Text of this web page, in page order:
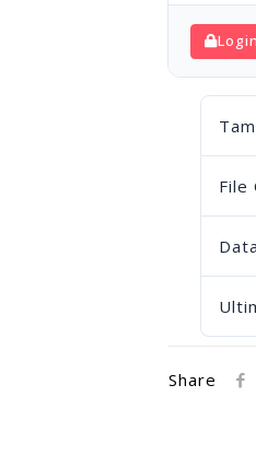
Login
File
Share